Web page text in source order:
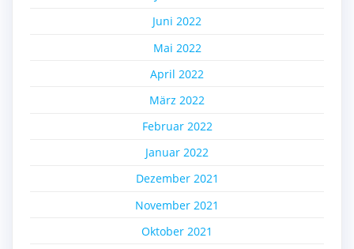
Juni 2022
Mai 2022
April 2022
März 2022
Februar 2022
Januar 2022
Dezember 2021
November 2021
Oktober 2021